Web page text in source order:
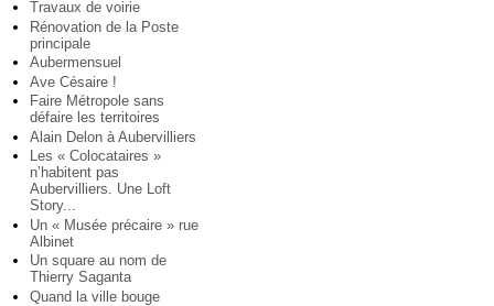
Travaux de voirie
Rénovation de la Poste
principale
Aubermensuel
Ave Césaire !
Faire Métropole sans
défaire les territoires
Alain Delon à Aubervilliers
Les « Colocataires »
n’habitent pas
Aubervilliers. Une Loft
Story...
Un « Musée précaire » rue
Albinet
Un square au nom de
Thierry Saganta
Quand la ville bouge